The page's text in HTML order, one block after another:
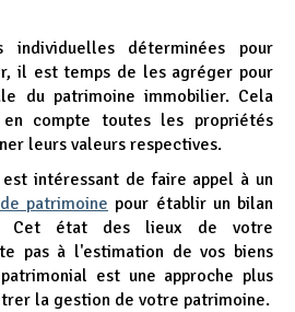
déterminées pour
il est temps de les agréger pour
du patrimoine immobilier. Cela
compte toutes les propriétés
leurs valeurs respectives.
intéressant de faire appel à un
patrimoine pour établir un bilan
Cet état des lieux de votre
pas à l'estimation de vos biens
est une approche plus
la gestion de votre patrimoine.